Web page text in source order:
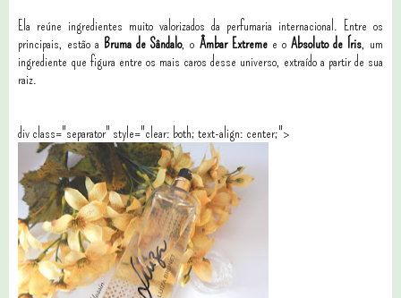
Ela reúne ingredientes muito valorizados da perfumaria internacional. Entre os
principais, estão a Bruma de Sândalo, o Âmbar Extremee oAbsoluto de Íris, um
ingrediente que figura entre os mais caros desse universo, extraído a partir de sua
raiz.
div class="separator" style="clear: both; text-align: center;">